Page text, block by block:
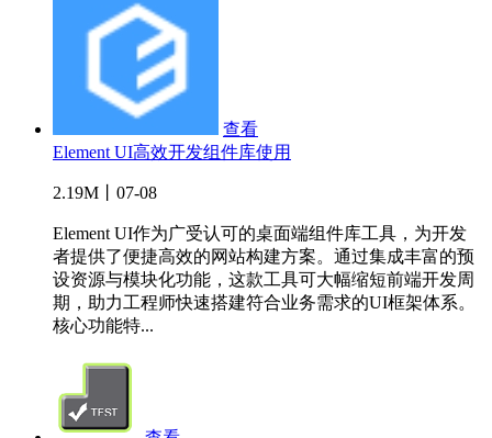
查看
Element UI高效开发组件库使用
2.19M丨07-08
Element UI作为广受认可的桌面端组件库工具，为开发
者提供了便捷高效的网站构建方案。通过集成丰富的预
设资源与模块化功能，这款工具可大幅缩短前端开发周
期，助力工程师快速搭建符合业务需求的UI框架体系。
核心功能特...